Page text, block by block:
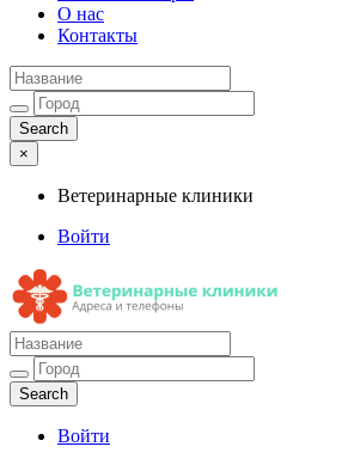
О нас
Контакты
×
Ветеринарные клиники
Войти
Ветеринарные клиники
Адреса и телефоны
Войти